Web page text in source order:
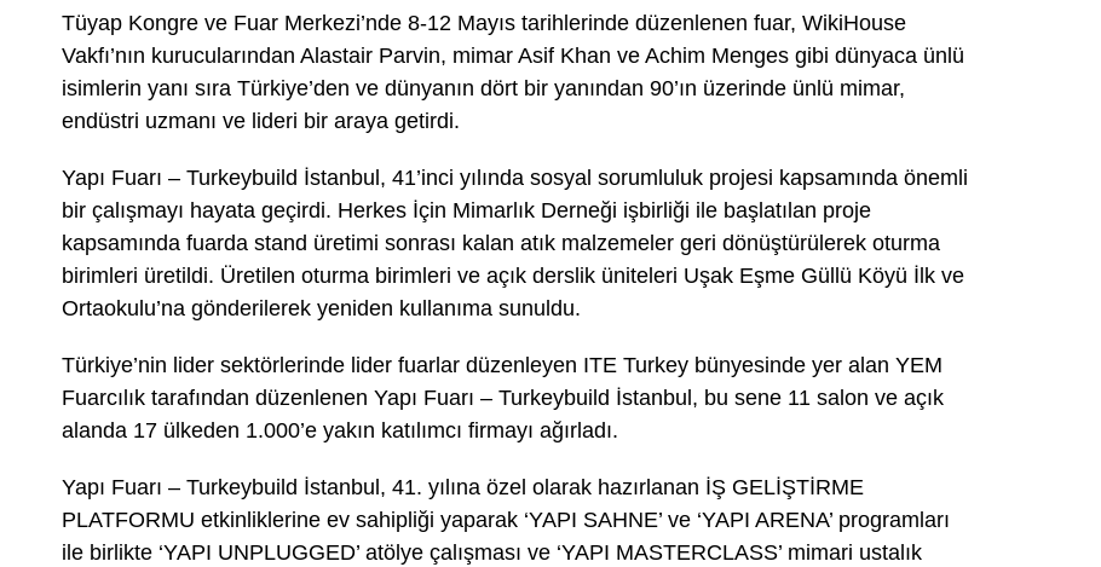
Tüyap Kongre ve Fuar Merkezi’nde 8-12 Mayıs tarihlerinde düzenlenen fuar, WikiHouse
Vakfı’nın kurucularından Alastair Parvin, mimar Asif Khan ve Achim Menges gibi dünyaca ünlü
isimlerin yanı sıra Türkiye’den ve dünyanın dört bir yanından 90’ın üzerinde ünlü mimar,
endüstri uzmanı ve lideri bir araya getirdi.
Yapı Fuarı – Turkeybuild İstanbul, 41’inci yılında sosyal sorumluluk projesi kapsamında önemli
bir çalışmayı hayata geçirdi. Herkes İçin Mimarlık Derneği işbirliği ile başlatılan proje
kapsamında fuarda stand üretimi sonrası kalan atık malzemeler geri dönüştürülerek oturma
birimleri üretildi. Üretilen oturma birimleri ve açık derslik üniteleri Uşak Eşme Güllü Köyü İlk ve
Ortaokulu’na gönderilerek yeniden kullanıma sunuldu.
Türkiye’nin lider sektörlerinde lider fuarlar düzenleyen ITE Turkey bünyesinde yer alan YEM
Fuarcılık tarafından düzenlenen Yapı Fuarı – Turkeybuild İstanbul, bu sene 11 salon ve açık
alanda 17 ülkeden 1.000’e yakın katılımcı firmayı ağırladı.
Yapı Fuarı – Turkeybuild İstanbul, 41. yılına özel olarak hazırlanan İŞ GELİŞTİRME
PLATFORMU etkinliklerine ev sahipliği yaparak ‘YAPI SAHNE’ ve ‘YAPI ARENA’ programları
ile birlikte ‘YAPI UNPLUGGED’ atölye çalışması ve ‘YAPI MASTERCLASS’ mimari ustalık